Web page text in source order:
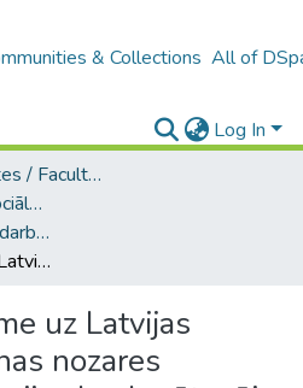
& Collections All of
Log In
B4 – LU fakultātes / Faculties of the UL
A -- Ekonomikas un sociālo zinātņu fakultāte / Faculty of Economics and Social Sciences
Bakalaura un maģistra darbi (ESZF) / Bachelor's and Master's theses
Kvalitātes ietekme uz Latvijas apģērbu ražošanas nozares eksporta produkcijas konkurētspēju
uz Latvijas
nozares